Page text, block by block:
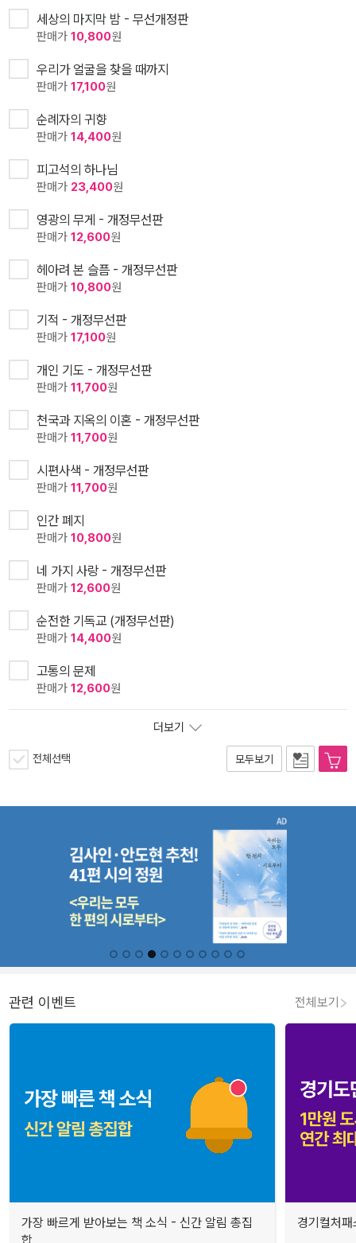
세상의 마지막 밤 - 무선개정판
판매가 10,800원
우리가 얼굴을 찾을 때까지
판매가 17,100원
순례자의 귀향
판매가 14,400원
피고석의 하나님
판매가 23,400원
영광의 무게 - 개정무선판
판매가 12,600원
헤아려 본 슬픔 - 개정무선판
판매가 10,800원
기적 - 개정무선판
판매가 17,100원
개인 기도 - 개정무선판
판매가 11,700원
천국과 지옥의 이혼 - 개정무선판
판매가 11,700원
시편사색 - 개정무선판
판매가 11,700원
인간 폐지
판매가 10,800원
네 가지 사랑 - 개정무선판
판매가 12,600원
순전한 기독교 (개정무선판)
판매가 14,400원
고통의 문제
판매가 12,600원
더보기
전체선택 모두보기
관련 이벤트 전체보기
가장 빠르게 받아보는 책 소식 - 신간 알림 총집
경기컬처